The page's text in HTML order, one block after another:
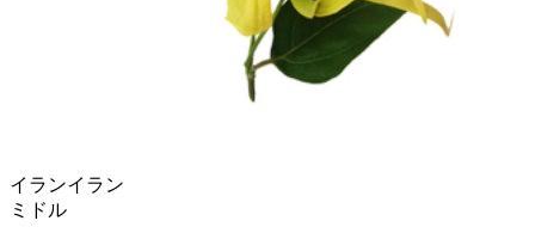
イランイラン
ミドル